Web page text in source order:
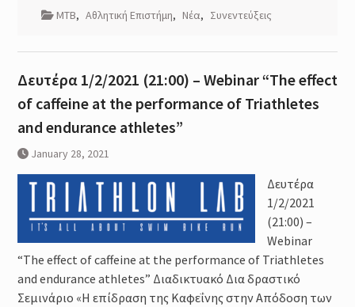
MTB, Αθλητική Επιστήμη, Νέα, Συνεντεύξεις
Δευτέρα 1/2/2021 (21:00) – Webinar “The effect
of caffeine at the performance of Triathletes
and endurance athletes”
January 28, 2021
Δευτέρα
1/2/2021
(21:00) –
Webinar
“The effect of caffeine at the performance of Triathletes
and endurance athletes” Διαδικτυακό Δια δραστικό
Σεμινάριο «Η επίδραση της Καφεΐνης στην Απόδοση των